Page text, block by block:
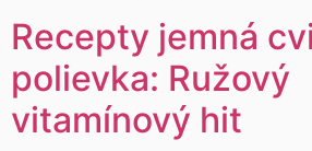
Recepty jemná
polievka: Ružový
vitamínový hit